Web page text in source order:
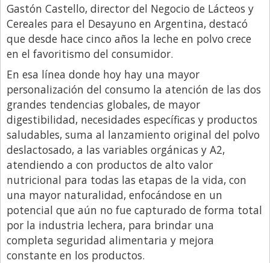
Gastón Castello, director del Negocio de Lácteos y
Cereales para el Desayuno en Argentina, destacó
que desde hace cinco años la leche en polvo crece
en el favoritismo del consumidor.
En esa línea donde hoy hay una mayor
personalización del consumo la atención de las dos
grandes tendencias globales, de mayor
digestibilidad, necesidades específicas y productos
saludables, suma al lanzamiento original del polvo
deslactosado, a las variables orgánicas y A2,
atendiendo a con productos de alto valor
nutricional para todas las etapas de la vida, con
una mayor naturalidad, enfocándose en un
potencial que aún no fue capturado de forma total
por la industria lechera, para brindar una
completa seguridad alimentaria y mejora
constante en los productos.